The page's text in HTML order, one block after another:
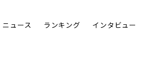
ニュース ランキング インタビュー